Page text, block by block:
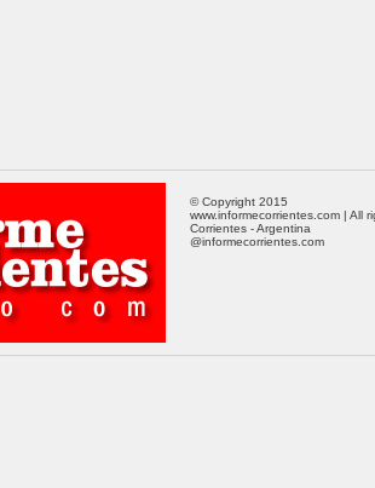
© Copyright 2015
www.informecorrientes.com | All
Corrientes - Argentina
@informecorrientes.com